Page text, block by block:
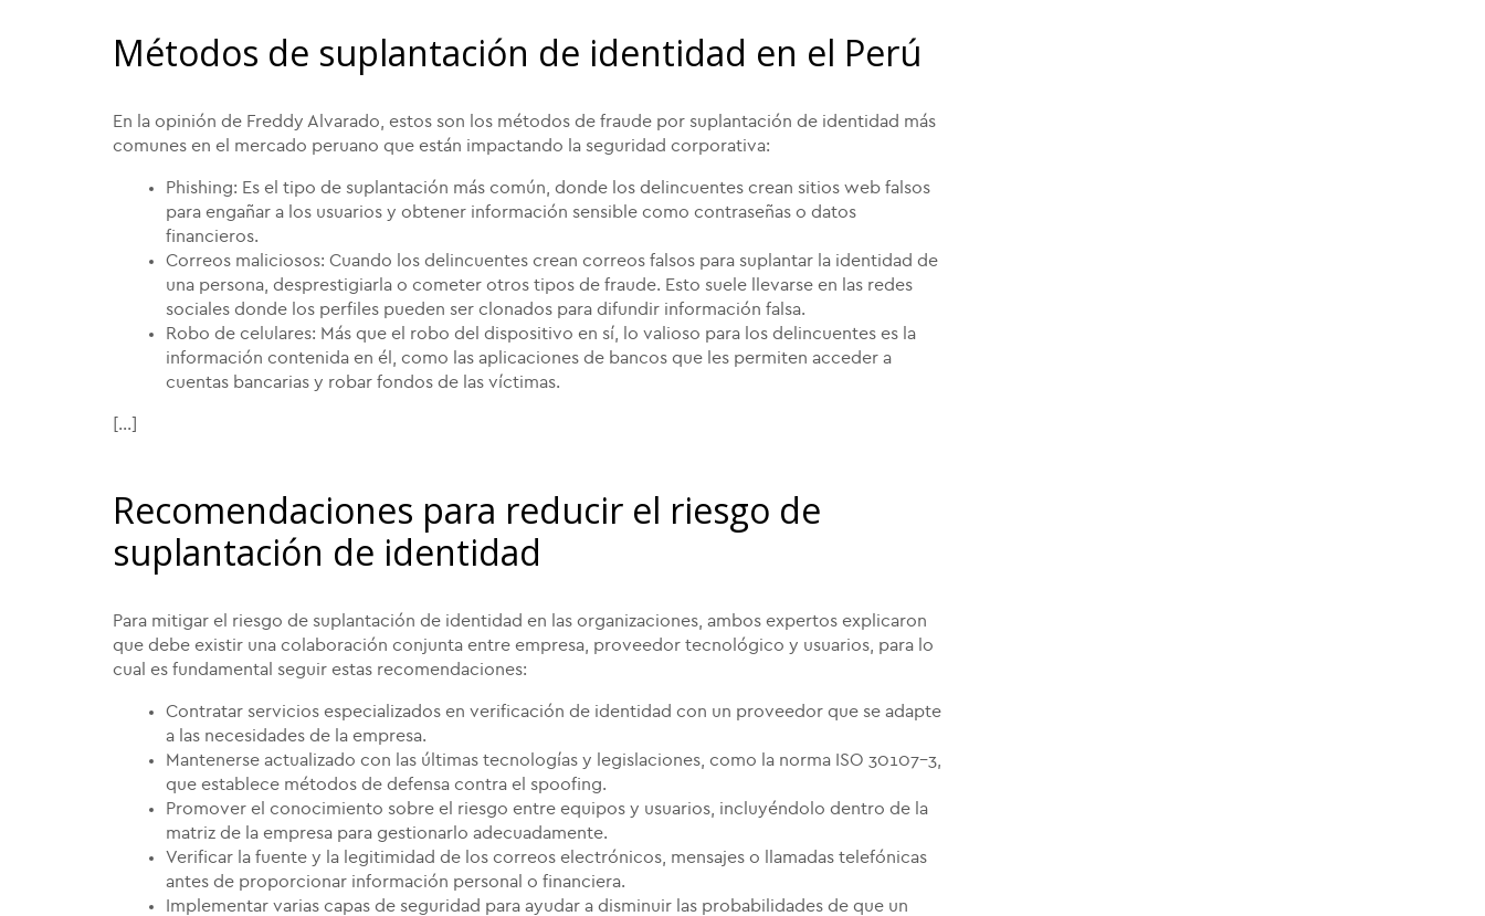
Métodos de suplantación de identidad en el Perú
En la opinión de Freddy Alvarado, estos son los métodos de fraude por suplantación de identidad más
comunes en el mercado peruano que están impactando la seguridad corporativa:
Phishing: Es el tipo de suplantación más común, donde los delincuentes crean sitios web falsos
para engañar a los usuarios y obtener información sensible como contraseñas o datos
financieros.
Correos maliciosos: Cuando los delincuentes crean correos falsos para suplantar la identidad de
una persona, desprestigiarla o cometer otros tipos de fraude. Esto suele llevarse en las redes
sociales donde los perfiles pueden ser clonados para difundir información falsa.
Robo de celulares: Más que el robo del dispositivo en sí, lo valioso para los delincuentes es la
información contenida en él, como las aplicaciones de bancos que les permiten acceder a
cuentas bancarias y robar fondos de las víctimas.
[...]
Recomendaciones para reducir el riesgo de
suplantación de identidad
Para mitigar el riesgo de suplantación de identidad en las organizaciones, ambos expertos explicaron
que debe existir una colaboración conjunta entre empresa, proveedor tecnológico y usuarios, para lo
cual es fundamental seguir estas recomendaciones:
Contratar servicios especializados en verificación de identidad con un proveedor que se adapte
a las necesidades de la empresa.
Mantenerse actualizado con las últimas tecnologías y legislaciones, como la norma ISO 30107-3,
que establece métodos de defensa contra el spoofing.
Promover el conocimiento sobre el riesgo entre equipos y usuarios, incluyéndolo dentro de la
matriz de la empresa para gestionarlo adecuadamente.
Verificar la fuente y la legitimidad de los correos electrónicos, mensajes o llamadas telefónicas
antes de proporcionar información personal o financiera.
Implementar varias capas de seguridad para ayudar a disminuir las probabilidades de que un